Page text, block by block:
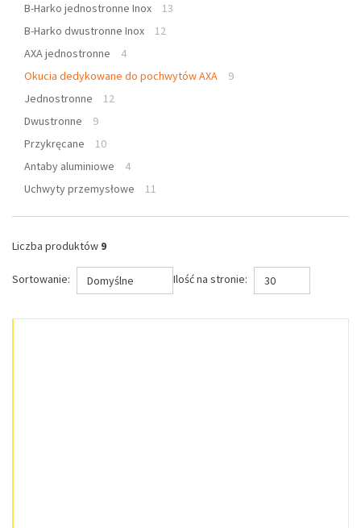
B-Harko jednostronne Inox
13
B-Harko dwustronne Inox
12
AXA jednostronne
4
Okucia dedykowane do pochwytów AXA
9
Jednostronne
12
Dwustronne
9
Przykręcane
10
Antaby aluminiowe
4
Uchwyty przemysłowe
11
Liczba produktów 9
Sortowanie: Domyślne Ilość na stronie: 30